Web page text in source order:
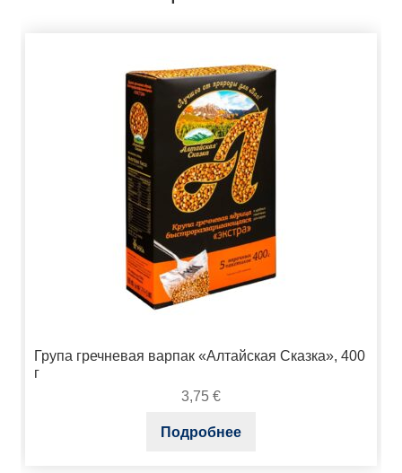
Група гречневая варпак «Алтайская Сказка», 400
г
3,75 €
Подробнее